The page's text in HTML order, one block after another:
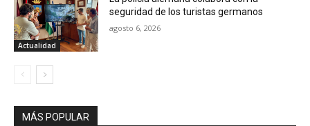
Actualidad
seguridad de los turistas germanos
agosto 6, 2026
MÁS POPULAR